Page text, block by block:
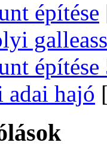
építése
galleass
építése
adai hajó